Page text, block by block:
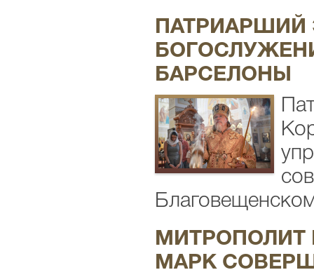
БАРСЕЛОНЫ
МИТРОПОЛИТ
МАРК